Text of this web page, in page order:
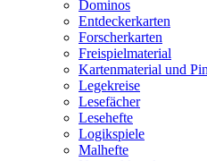
Dominos
Entdeckerkarten
Forscherkarten
Freispielmaterial
Kartenmaterial und
Legekreise
Lesefächer
Lesehefte
Logikspiele
Malhefte